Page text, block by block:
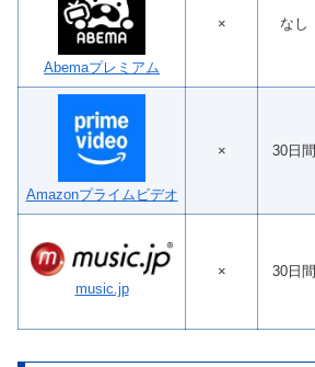
Abemaプレミアム
× なし
Amazonプライムビデオ
× 30日間
music.jp
× 30日間